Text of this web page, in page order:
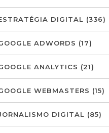
DIGITAL (336)
ADWORDS (17)
ANALYTICS (21)
WEBMASTERS (15)
DIGITAL (85)